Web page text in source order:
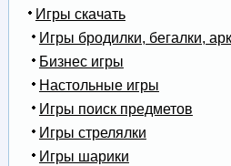
Игры скачать
Игры бродилки, бегалки,
Бизнес игры
Настольные игры
Игры поиск предметов
Игры стрелялки
Игры шарики